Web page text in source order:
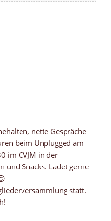
nette Gespräche
beim Unplugged am
im CVJM in der
und Snacks. Ladet gerne
statt.